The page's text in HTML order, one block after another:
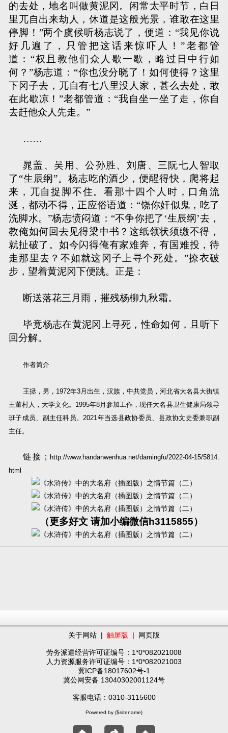
的去处，地名叫做黄泥冈。闲常太平时节，白日
里兀自出来劫人，休道是这般光景，谁敢在这里
停脚！”两个虞候听杨志说了，便道：“我见你说
好几遍了，只管把这话来惊吓人！”老都管
道：“权且教他们众人歇一歇，略过日中行如
何？”杨志道：“你也没分晓了！如何使得？这里
下冈子去，兀自有七八里没人家，甚么去处，敢
在此歇凉！”老都管道：“我自坐一坐了走，你自
去赶他众人先走。”
……
晁盖、吴用、公孙胜、刘唐、三阮七人智取
了“生辰纲”。杨志吃的酒少，便醒得快，爬将起
来，兀自捉脚不住。看那十四个人时，口角流
涎，都动不得，正应俗语道：“饶你奸似鬼，吃了
洗脚水。”杨志愤闷道：“不争你把了‘生辰纲’去，
教俺如何回去见得梁中书？这纸领状须缴不得，
就扯破了。如今闪得俺有家难奔，有国难投，待
走那里去？不如就这冈子上寻个死处。”撩衣破
步，望着黄泥冈下便跳。正是：
断送落花三月雨，摧残杨柳九秋霜。
毕竟杨志在黄泥冈上寻死，性命如何，且听下
回分解。
作者简介
王拯，男， 1972年3月出生，汉族，中共党员，河北省大名县大街镇
王董村人，大学文化。 1995年8月参加工作，现任大名县卫生健康局领导
班子成员、副主任科员。2021年当选县政协委员、县政协文史委兼职副
主任。
链接； http://www.handanwenhua.net/damingfu/2022-04-15/5814.
html
（更多好文 请加小编微信h3115855）
关于网站 | 触屏版 | 网页版
劳务派遣经营许可证编号：1*0*082021008
人力资源服务许可证编号：1*0*082021003
冀ICP备18017602号-1
冀公网安备 13040302001124号
客服电话：0310-3115600
Powered by {$sitename}